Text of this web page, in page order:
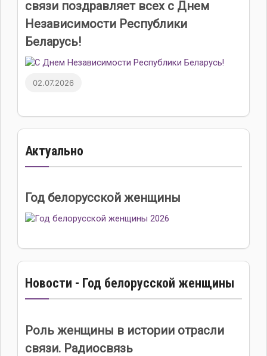
связи поздравляет всех с Днем
Независимости Республики
Беларусь!
02.07.2026
Актуально
Год белорусской женщины
Новости - Год белорусской женщины
Роль женщины в истории отрасли
связи. Радиосвязь